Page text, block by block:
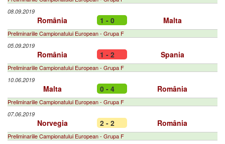
08.09.2019
România 1 - 0 Malta
Preliminariile Campionatului European - Grupa F
05.09.2019
România 1 - 2 Spania
Preliminariile Campionatului European - Grupa F
10.06.2019
Malta 0 - 4 România
Preliminariile Campionatului European - Grupa F
07.06.2019
Norvegia 2 - 2 România
Preliminariile Campionatului European - Grupa F